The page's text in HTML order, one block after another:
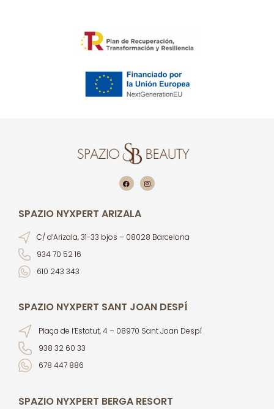
SPAZIO NYXPERT ARIZALA
C/ d’Arizala, 31-33 bjos – 08028 Barcelona
934 70 52 16
610 243 343
SPAZIO NYXPERT SANT JOAN DESPÍ
Plaça de l’Estatut, 4 – 08970 Sant Joan Despí
938 32 60 33
678 447 886
SPAZIO NYXPERT BERGA RESORT